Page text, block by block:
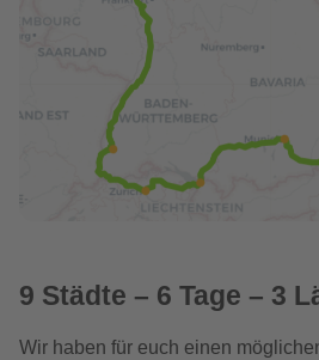
9 Städte – 6 Tage – 3
Wir haben für euch einen